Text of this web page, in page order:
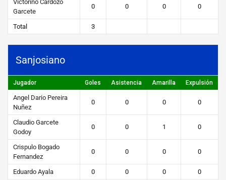
Victorino Cardozo
Garcete
0 0 0 0
Total 3
Sanjosiano
Jugador Goles Asistencia Amarilla Expulsión
Angel Dario Pereira
Nuñez
0 0 0 0
Claudio Garcete
Godoy
0 0 1 0
Crispulo Bogado
Fernandez
0 0 0 0
Eduardo Ayala 0 0 0
0